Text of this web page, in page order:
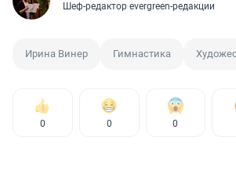
Шеф-редактор evergreen-редакции
Ирина Винер Гимнастика
0 0 0